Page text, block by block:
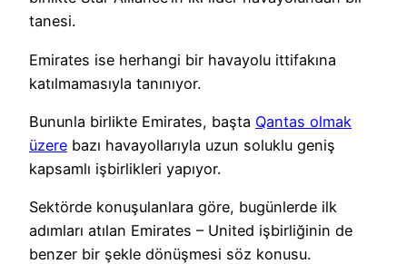
tanesi.
Emirates ise herhangi bir havayolu ittifakına
katılmamasıyla tanınıyor.
Bununla birlikte Emirates, başta Qantas olmak
üzere bazı havayollarıyla uzun soluklu geniş
kapsamlı işbirlikleri yapıyor.
Sektörde konuşulanlara göre, bugünlerde ilk
adımları atılan Emirates – United işbirliğinin de
benzer bir şekle dönüşmesi söz konusu.